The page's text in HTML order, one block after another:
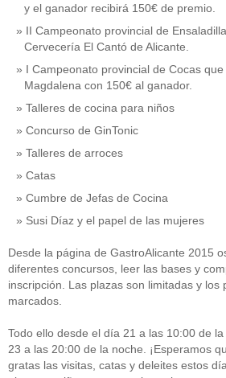
y el ganador recibirá 150€ de premio.
II Campeonato provincial de
Cervecería El Cantó de Alicante.
I Campeonato provincial de Cocas
Magdalena con 150€ al ganador.
Talleres de cocina para niños
Concurso de GinTonic
Talleres de arroces
Catas
Cumbre de Jefas de Cocina
Susi Díaz y el papel de las mujeres
Desde la página de GastroAlicante 2015
diferentes concursos, leer las bases y
inscripción. Las plazas son limitadas y los
marcados.
Todo ello desde el día 21 a las 10:00 de
23 a las 20:00 de la noche. ¡Esperamos
gratas las visitas, catas y deleites estos